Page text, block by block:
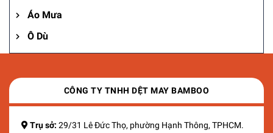
Áo Mưa
Ô Dù
CÔNG TY TNHH DỆT MAY BAMBOO
Trụ sở: 29/31 Lê Đức Thọ, phường Hạnh Thông, TPHCM.